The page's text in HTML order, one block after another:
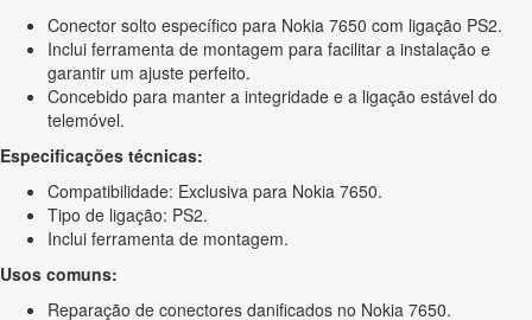
Conector solto específico para Nokia 7650 com ligação PS2.
Inclui ferramenta de montagem para facilitar a instalação e
garantir um ajuste perfeito.
Concebido para manter a integridade e a ligação estável do
telemóvel.
Especificações técnicas:
Compatibilidade: Exclusiva para Nokia 7650.
Tipo de ligação: PS2.
Inclui ferramenta de montagem.
Usos comuns:
Reparação de conectores danificados no Nokia 7650.